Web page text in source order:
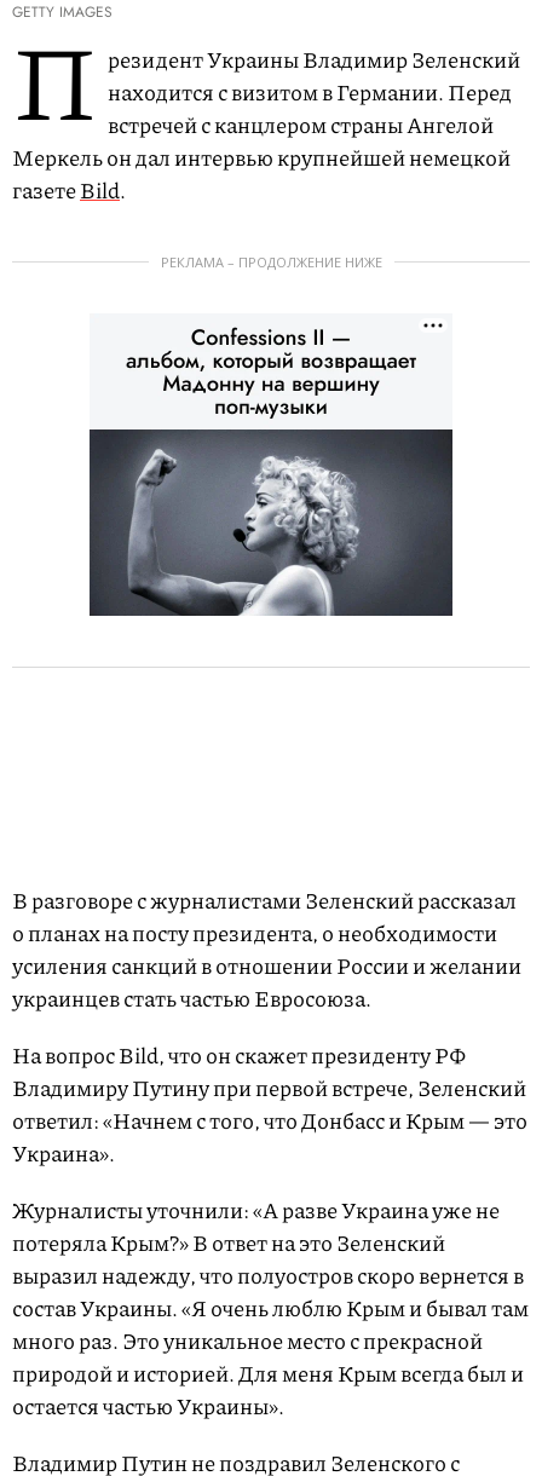
GETTY IMAGES
П резидент Украины Владимир Зеленский
находится с визитом в Германии. Перед
встречей с канцлером страны Ангелой
Меркель он дал интервью крупнейшей немецкой
газетеBild.
РЕКЛАМА – ПРОДОЛЖЕНИЕ НИЖЕ
В разговоре с журналистами Зеленский рассказал
о планах на посту президента, о необходимости
усиления санкций в отношении России и желании
украинцев стать частью Евросоюза.
На вопрос Bild, что он скажет президенту РФ
Владимиру Путину при первой встрече, Зеленский
ответил: «Начнем с того, что Донбасс и Крым — это
Украина».
Журналисты уточнили: «А разве Украина уже не
потеряла Крым?» В ответ на это Зеленский
выразил надежду, что полуостров скоро вернется в
состав Украины. «Я очень люблю Крым и бывал там
много раз. Это уникальное место с прекрасной
природой и историей. Для меня Крым всегда был и
остается частью Украины».
Владимир Путин не поздравил Зеленского с